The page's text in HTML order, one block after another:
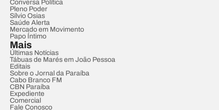
Conversa Política
Pleno Poder
Sílvio Osias
Saúde Alerta
Mercado em Movimento
Papo Íntimo
Mais
Últimas Notícias
Tábuas de Marés em João Pessoa
Editais
Sobre o Jornal da Paraíba
Cabo Branco FM
CBN Paraíba
Expediente
Comercial
Fale Conosco